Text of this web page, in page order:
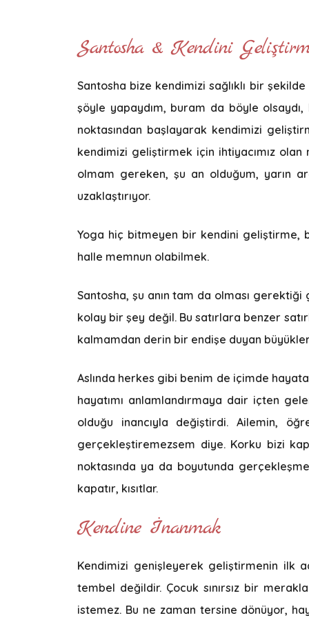
Santosha & Kendini
Santosha bize kendimizi sağlıklı bir
şöyle yapaydım, buram da böyle
noktasından başlayarak kendimizi
kendimizi geliştirmek için ihtiyacımız olan
olmam gereken, şu an olduğum, yarın
uzaklaştırıyor.
Yoga hiç bitmeyen bir kendini geliştirme,
halle memnun olabilmek.
Santosha, şu anın tam da olması
kolay bir şey değil. Bu satırlara benzer
kalmamdan derin bir endişe duyan
Aslında herkes gibi benim de içimde
hayatımı anlamlandırmaya dair içten
olduğu inancıyla değiştirdi. Ailemin,
gerçekleştiremezsem diye. Korku bizi
noktasında ya da boyutunda
kapatır, kısıtlar.
Kendine İnanmak
Kendimizi genişleyerek geliştirmenin ilk
tembel değildir. Çocuk sınırsız bir
istemez. Bu ne zaman tersine dönüyor,